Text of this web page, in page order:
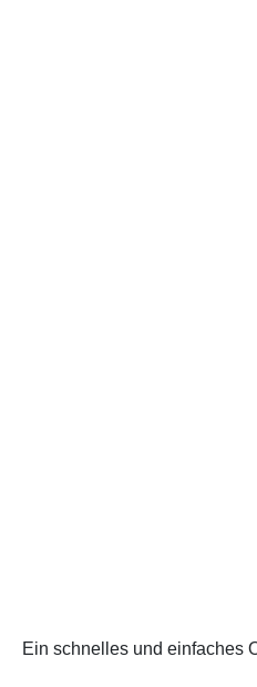
Ein schnelles und einfaches